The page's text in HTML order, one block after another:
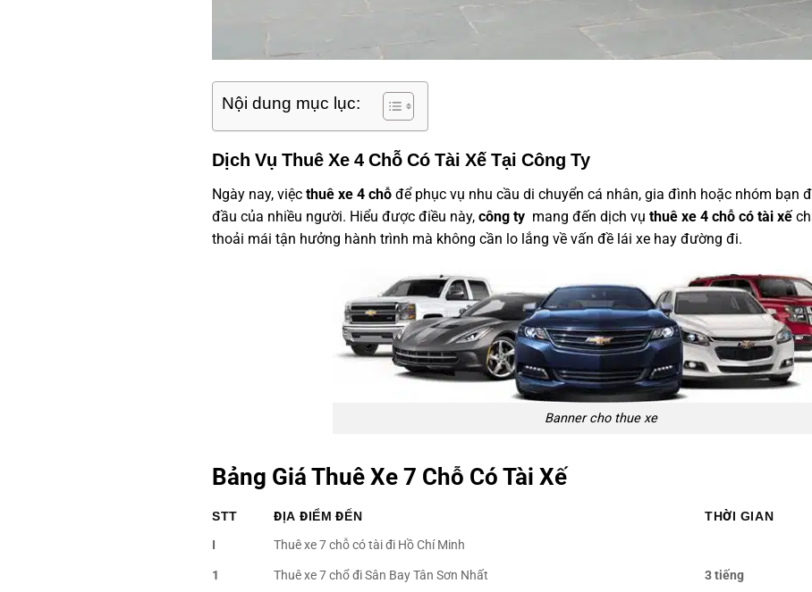
Nội dung mục lục:
Dịch Vụ Thuê Xe 4 Chỗ Có Tài Xế Tại Công Ty
Ngày nay, việc thuê xe 4 chỗ để phục vụ nhu cầu di chuyển cá nhân, gia đình hoặc nhóm bạn
đầu của nhiều người. Hiểu được điều này, công ty mang đến dịch vụ thuê xe 4 chỗ có tài xế
thoải mái tận hưởng hành trình mà không cần lo lắng về vấn đề lái xe hay đường đi.
Banner cho thue xe
Bảng Giá Thuê Xe 7 Chỗ Có Tài Xế
STT ĐỊA ĐIỂM ĐẾN THỜI GIAN
I
Thuê xe 7 chỗ có tài đi Hồ Chí Minh
1
Thuê xe 7 chổ đi Sân Bay Tân Sơn Nhất 3 tiếng